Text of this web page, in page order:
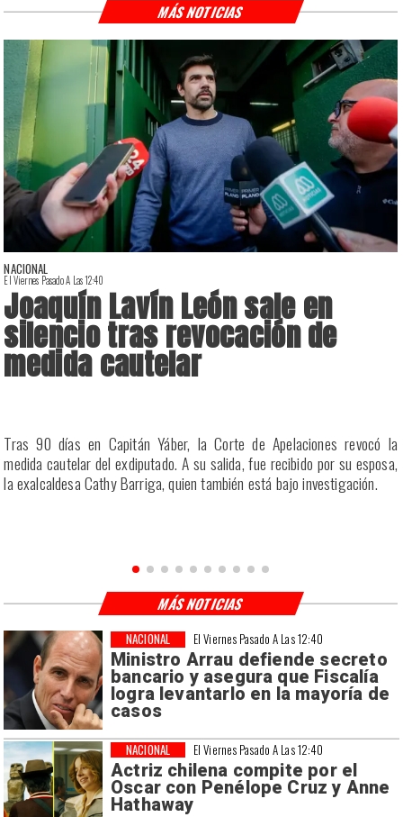
NACIONAL
El Viernes Pasado A Las 12:40
Joaquín Lavín León sale en
silencio tras revocación de
medida cautelar
Tras 90 días en Capitán Yáber, la Corte de Apelaciones revocó la
medida cautelar del exdiputado. A su salida, fue recibido por su esposa,
la exalcaldesa Cathy Barriga, quien también está bajo investigación.
MÁS NOTICIAS
El Viernes Pasado A Las 12:40
Ministro Arrau defiende secreto
bancario y asegura que Fiscalía
logra levantarlo en la mayoría de
casos
NACIONAL
El Viernes Pasado A Las 12:40
Actriz chilena compite por el
Oscar con Penélope Cruz y Anne
Hathaway
NACIONAL
MÁS NOTICIAS